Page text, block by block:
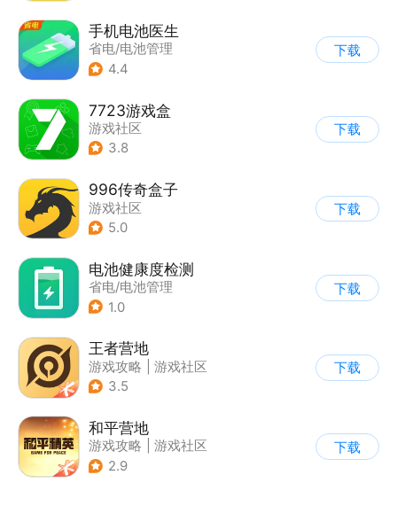
手机电池医生
省电/电池管理
4.4
下载
7723游戏盒
游戏社区
3.8
下载
996传奇盒子
游戏社区
5.0
下载
电池健康度检测
省电/电池管理
1.0
下载
王者营地
游戏攻略
游戏社区
3.5
下载
和平营地
游戏攻略
游戏社区
2.9
下载